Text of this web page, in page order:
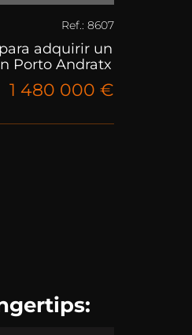
Ref.: 8607
adquirir un
Porto Andratx
1 480 000 €